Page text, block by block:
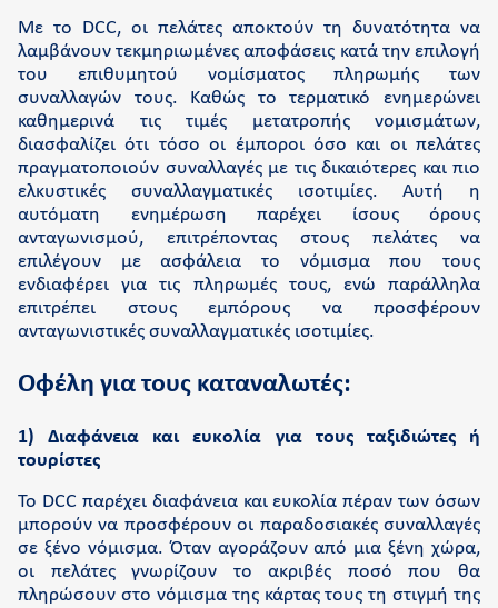
Με το DCC, οι πελάτες αποκτούν τη δυνατότητα να
λαμβάνουν τεκμηριωμένες αποφάσεις κατά την επιλογή
του επιθυμητού νομίσματος πληρωμής των
συναλλαγών τους. Καθώς το τερματικό ενημερώνει
καθημερινά τις τιμές μετατροπής νομισμάτων,
διασφαλίζει ότι τόσο οι έμποροι όσο και οι πελάτες
πραγματοποιούν συναλλαγές με τις δικαιότερες και πιο
ελκυστικές συναλλαγματικές ισοτιμίες. Αυτή η
αυτόματη ενημέρωση παρέχει ίσους όρους
ανταγωνισμού, επιτρέποντας στους πελάτες να
επιλέγουν με ασφάλεια το νόμισμα που τους
ενδιαφέρει για τις πληρωμές τους, ενώ παράλληλα
επιτρέπει στους εμπόρους να προσφέρουν
ανταγωνιστικές συναλλαγματικές ισοτιμίες.
Οφέλη για τους καταναλωτές:
1) Διαφάνεια και ευκολία για τους ταξιδιώτες ή
τουρίστες
Το DCC παρέχει διαφάνεια και ευκολία πέραν των όσων
μπορούν να προσφέρουν οι παραδοσιακές συναλλαγές
σε ξένο νόμισμα. Όταν αγοράζουν από μια ξένη χώρα,
οι πελάτες γνωρίζουν το ακριβές ποσό που θα
πληρώσουν στο νόμισμα της κάρτας τους τη στιγμή της